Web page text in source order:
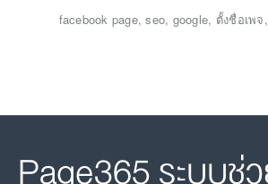
facebook page, seo, google, ตั้งชื่อเพ
Page365 ระบบช่